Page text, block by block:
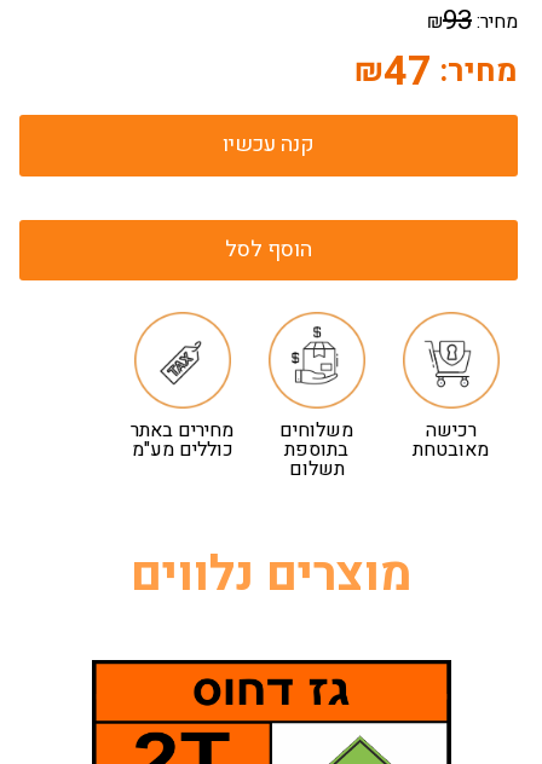
מחיר:93
₪
מחיר: 47
₪
קנה עכשיו
הוסף לסל
רכישה
מאובטחת
משלוחים
בתוספת
תשלום
מחירים באתר
כוללים מע"מ
מוצרים נלווים